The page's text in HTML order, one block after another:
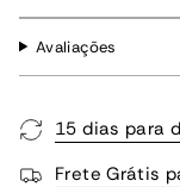
Avaliações
15 dias para
Frete Grátis